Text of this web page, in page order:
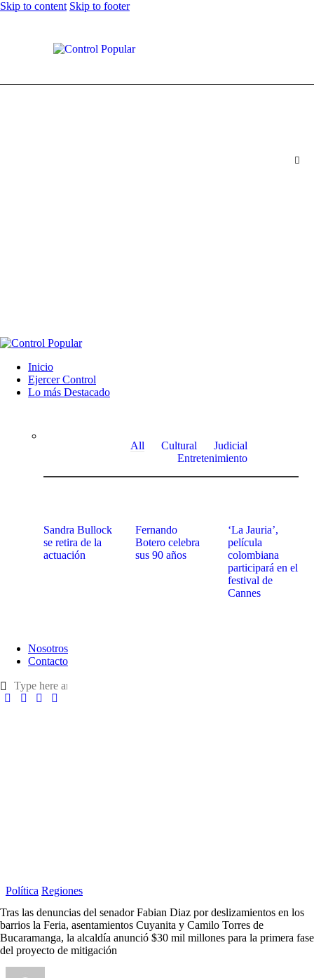
Skip to content Skip to footer
Inicio
Ejercer Control
Lo más Destacado
All Cultural
Judicial
Entretenimiento
Sandra Bullock
se retira de la
actuación
Fernando
Botero celebra
sus 90 años
‘La Jauria’,
película
colombiana
participará en el
festival de
Cannes
Nosotros
Contacto
Política Regiones
Tras las denuncias del senador Fabian Diaz por deslizamientos en los
barrios la Feria, asentamientos Cuyanita y Camilo Torres de
Bucaramanga, la alcaldía anunció $30 mil millones para la primera fase
del proyecto de mitigación